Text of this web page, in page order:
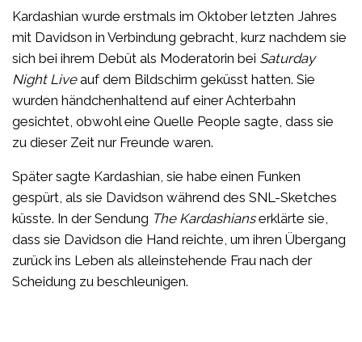
Kardashian wurde erstmals im Oktober letzten Jahres
mit Davidson in Verbindung gebracht, kurz nachdem sie
sich bei ihrem Debüt als Moderatorin bei Saturday
Night Liveauf dem Bildschirm geküsst hatten. Sie
wurden händchenhaltend auf einer Achterbahn
gesichtet, obwohl eine Quelle People sagte, dass sie
zu dieser Zeit nur Freunde waren.
Später sagte Kardashian, sie habe einen Funken
gespürt, als sie Davidson während des SNL-Sketches
küsste. In der Sendung The Kardashianserklärte sie,
dass sie Davidson die Hand reichte, um ihren Übergang
zurück ins Leben als alleinstehende Frau nach der
Scheidung zu beschleunigen.